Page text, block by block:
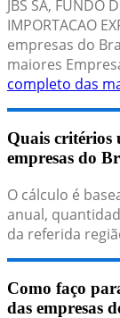
JBS SA, FUNDO
IMPORTACAO
empresas do
maiores
completo das
Quais critérios
empresas do
O cálculo é
anual,
da referida
Como faço
das empresas